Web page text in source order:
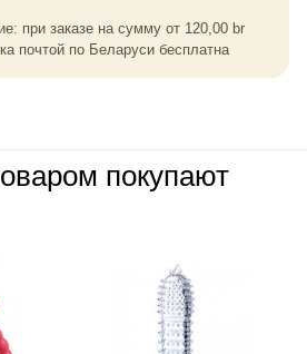
при заказе на сумму от 120,00 br
почтой по Беларуси бесплатна
покупают